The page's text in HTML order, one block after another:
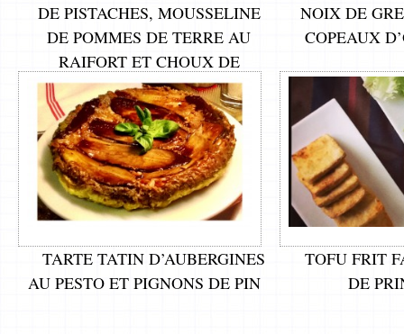
DE PISTACHES, MOUSSELINE
DE POMMES DE TERRE AU
RAIFORT ET CHOUX DE
BRUXELLES
NOIX DE
COPEAUX
TARTE TATIN D’AUBERGINES
AU PESTO ET PIGNONS DE PIN
TOFU FRIT
DE